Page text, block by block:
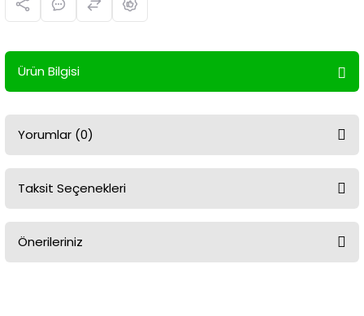
Ürün Bilgisi
Yorumlar (0)
Taksit Seçenekleri
Önerileriniz